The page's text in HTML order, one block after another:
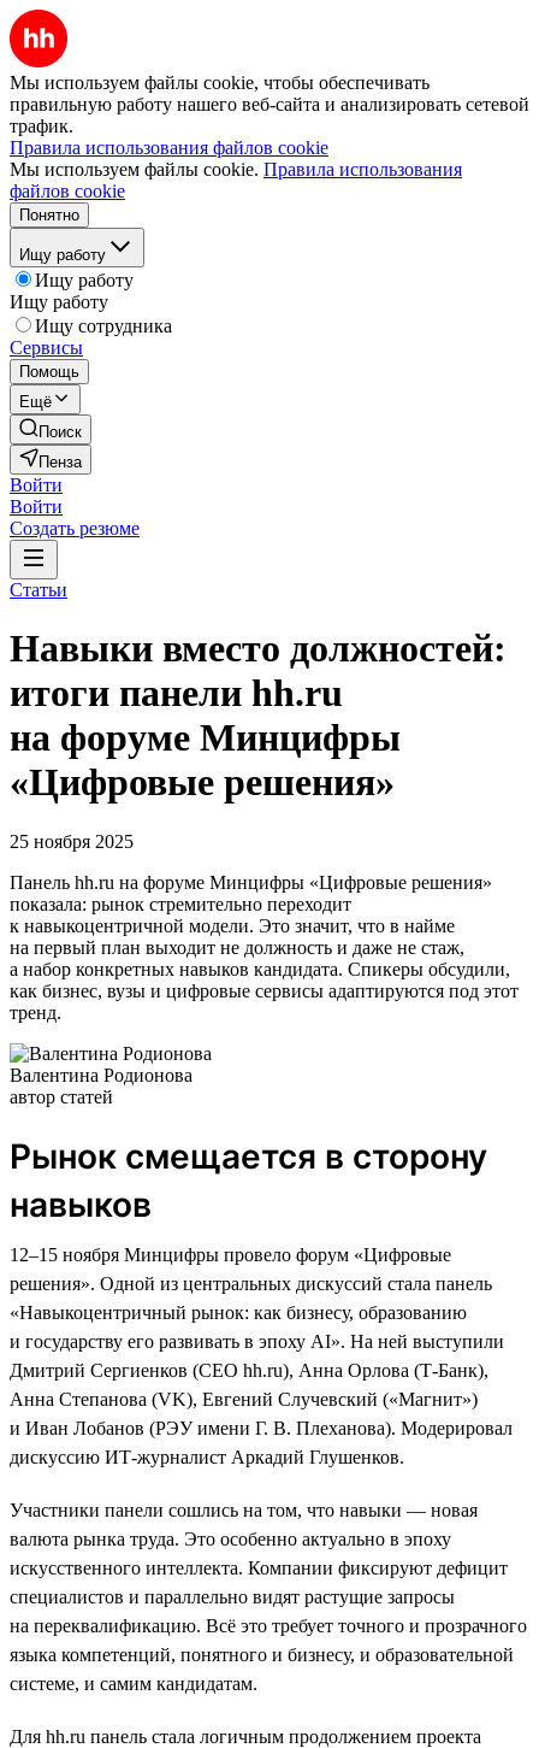
Мы используем файлы cookie, чтобы обеспечивать
правильную работу нашего веб-сайта и анализировать сетевой
трафик.
Правила использования файлов cookie
Мы используем файлы cookie. Правила использования
файлов cookie
Понятно
Ищу работу
Ищу работу
Ищу работу
Ищу сотрудника
Сервисы
Помощь
Ещё
Поиск
Пенза
Войти
Войти
Создать резюме
Статьи
Навыки вместо должностей:
итоги панели hh.ru
на форуме Минцифры
«Цифровые решения»
25 ноября 2025
Панель hh.ru на форуме Минцифры «Цифровые решения»
показала: рынок стремительно переходит
к навыкоцентричной модели. Это значит, что в найме
на первый план выходит не должность и даже не стаж,
а набор конкретных навыков кандидата. Спикеры обсудили,
как бизнес, вузы и цифровые сервисы адаптируются под этот
тренд.
Валентина Родионова
автор статей
Рынок смещается в сторону
навыков
12–15 ноября Минцифры провело форум «Цифровые
решения». Одной из центральных дискуссий стала панель
«Навыкоцентричный рынок: как бизнесу, образованию
и государству его развивать в эпоху AI». На ней выступили
Дмитрий Сергиенков (CEO hh.ru), Анна Орлова (Т-Банк),
Анна Степанова (VK), Евгений Случевский («Магнит»)
и Иван Лобанов (РЭУ имени Г. В. Плеханова). Модерировал
дискуссию ИТ-журналист Аркадий Глушенков.
Участники панели сошлись на том, что навыки — новая
валюта рынка труда. Это особенно актуально в эпоху
искусственного интеллекта. Компании фиксируют дефицит
специалистов и параллельно видят растущие запросы
на переквалификацию. Всё это требует точного и прозрачного
языка компетенций, понятного и бизнесу, и образовательной
системе, и самим кандидатам.
Для hh.ru панель стала логичным продолжением проекта